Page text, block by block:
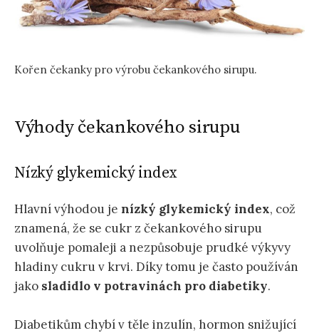
Kořen čekanky pro výrobu čekankového sirupu.
Výhody čekankového sirupu
Nízký glykemický index
Hlavní výhodou je nízký glykemický index, což
znamená, že se cukr z čekankového sirupu
uvolňuje pomaleji a nezpůsobuje prudké výkyvy
hladiny cukru v krvi. Díky tomu je často používán
jako sladidlo v potravinách pro diabetiky.
Diabetikům chybí v těle inzulín, hormon snižující